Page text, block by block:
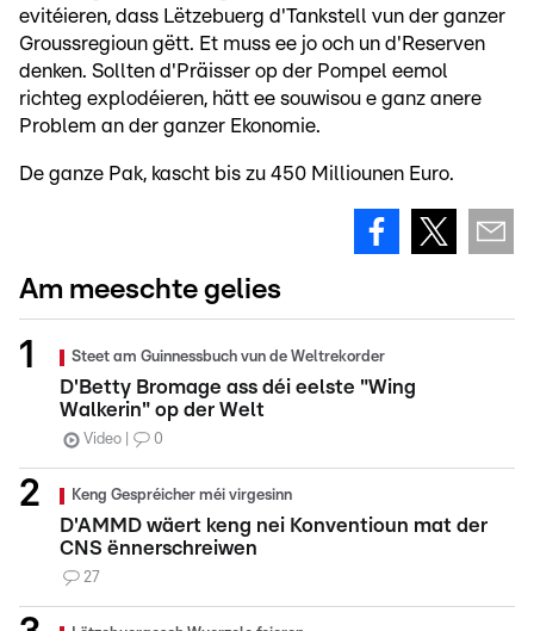
evitéieren, dass Lëtzebuerg d'Tankstell vun der ganzer
Groussregioun gëtt. Et muss ee jo och un d'Reserven
denken. Sollten d'Präisser op der Pompel eemol
richteg explodéieren, hätt ee souwisou e ganz anere
Problem an der ganzer Ekonomie.
De ganze Pak, kascht bis zu 450 Milliounen Euro.
Am meeschte gelies
Steet am Guinnessbuch vun de Weltrekorder
D'Betty Bromage ass déi eelste "Wing
Walkerin" op der Welt
Video 0
Keng Gespréicher méi virgesinn
D'AMMD wäert keng nei Konventioun mat der
CNS ënnerschreiwen
27